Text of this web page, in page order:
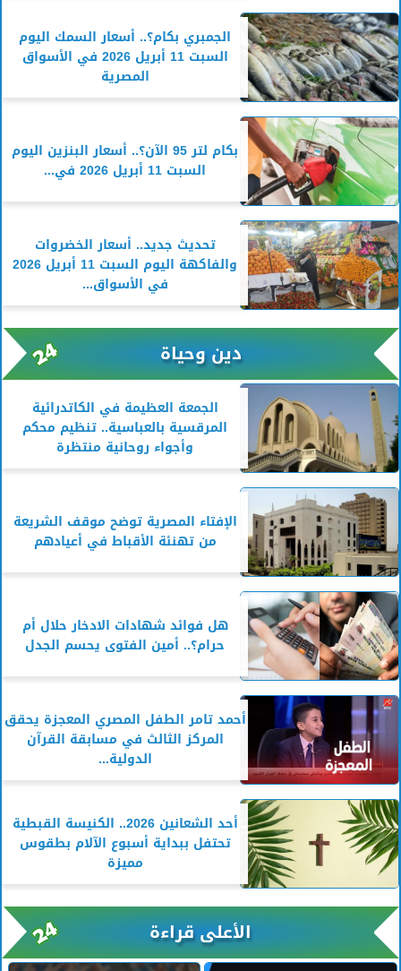
الجمبري بكام؟.. أسعار السمك اليوم
السبت 11 أبريل 2026 في الأسواق
المصرية
بكام لتر 95 الآن؟.. أسعار البنزين اليوم
السبت 11 أبريل 2026 في...
تحديث جديد.. أسعار الخضروات
والفاكهة اليوم السبت 11 أبريل 2026
في الأسواق...
دين وحياة
الجمعة العظيمة في الكاتدرائية
المرقسية بالعباسية.. تنظيم محكم
وأجواء روحانية منتظرة
الإفتاء المصرية توضح موقف الشريعة
من تهنئة الأقباط في أعيادهم
هل فوائد شهادات الادخار حلال أم
حرام؟.. أمين الفتوى يحسم الجدل
أحمد تامر الطفل المصري المعجزة يحقق
المركز الثالث في مسابقة القرآن
الدولية...
أحد الشعانين 2026.. الكنيسة القبطية
تحتفل ببداية أسبوع الآلام بطقوس
مميزة
الأعلى قراءة